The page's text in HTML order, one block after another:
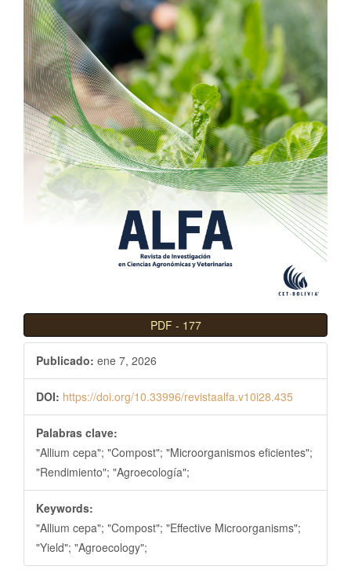
n
c
i
p
a
l
B
a
r
a
PDF - 177
Publicado: ene 7, 2026
DOI: https://doi.org/10.33996/revistaalfa.v10i28.435
Palabras clave:
"Allium cepa"; "Compost"; "Microorganismos eficientes";
"Rendimiento"; "Agroecología";
Keywords:
"Allium cepa"; "Compost"; "Effective Microorganisms";
"Yield"; "Agroecology";